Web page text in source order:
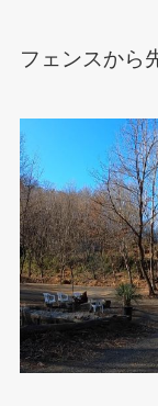
フェンスから